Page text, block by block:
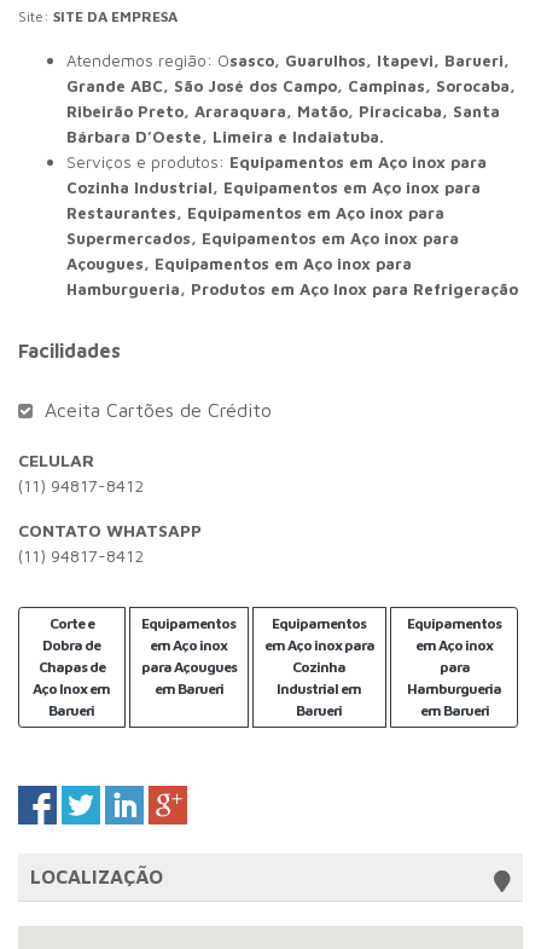
Site: SITE DA EMPRESA
Atendemos região: Osasco, Guarulhos, Itapevi, Barueri,
Grande ABC, São José dos Campo, Campinas, Sorocaba,
Ribeirão Preto, Araraquara, Matão, Piracicaba, Santa
Bárbara D’Oeste, Limeira e Indaiatuba.
Serviços e produtos: Equipamentos em Aço inox para
Cozinha Industrial, Equipamentos em Aço inox para
Restaurantes, Equipamentos em Aço inox para
Supermercados, Equipamentos em Aço inox para
Açougues, Equipamentos em Aço inox para
Hamburgueria, Produtos em Aço Inox para Refrigeração
Facilidades
Aceita Cartões de Crédito
CELULAR
(11) 94817-8412
CONTATO WHATSAPP
(11) 94817-8412
Corte e
Dobra de
Chapas de
Aço Inox em
Barueri
Equipamentos
em Aço inox
para Açougues
em Barueri
Equipamentos
em Aço inox para
Cozinha
Industrial em
Barueri
Equipamentos
em Aço inox
para
Hamburgueria
em Barueri
LOCALIZAÇÃO